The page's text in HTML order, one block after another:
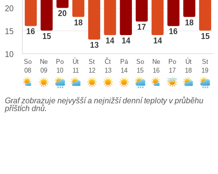
16
15
20
18
13
14 14
17
14
16
18
15
20
15
10
So
08
Ne
09
Po
10
Út
11
St
12
Čt
13
Pá
14
So
15
Ne
16
Po
17
Út
18
St
19
Graf zobrazuje nejvyšší a nejnižší denní teploty v průběhu
příštích dnů.